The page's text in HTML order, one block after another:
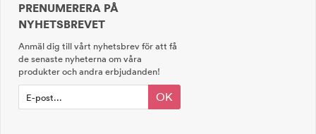
PRENUMERERA PÅ
NYHETSBREVET
Anmäl dig till vårt nyhetsbrev för att få
de senaste nyheterna om våra
produkter och andra erbjudanden!
OK